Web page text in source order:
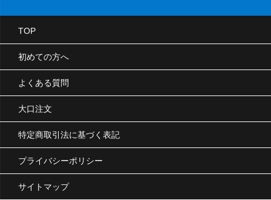
TOP
初めての方へ
よくある質問
大口注文
特定商取引法に基づく表記
プライバシーポリシー
サイトマップ